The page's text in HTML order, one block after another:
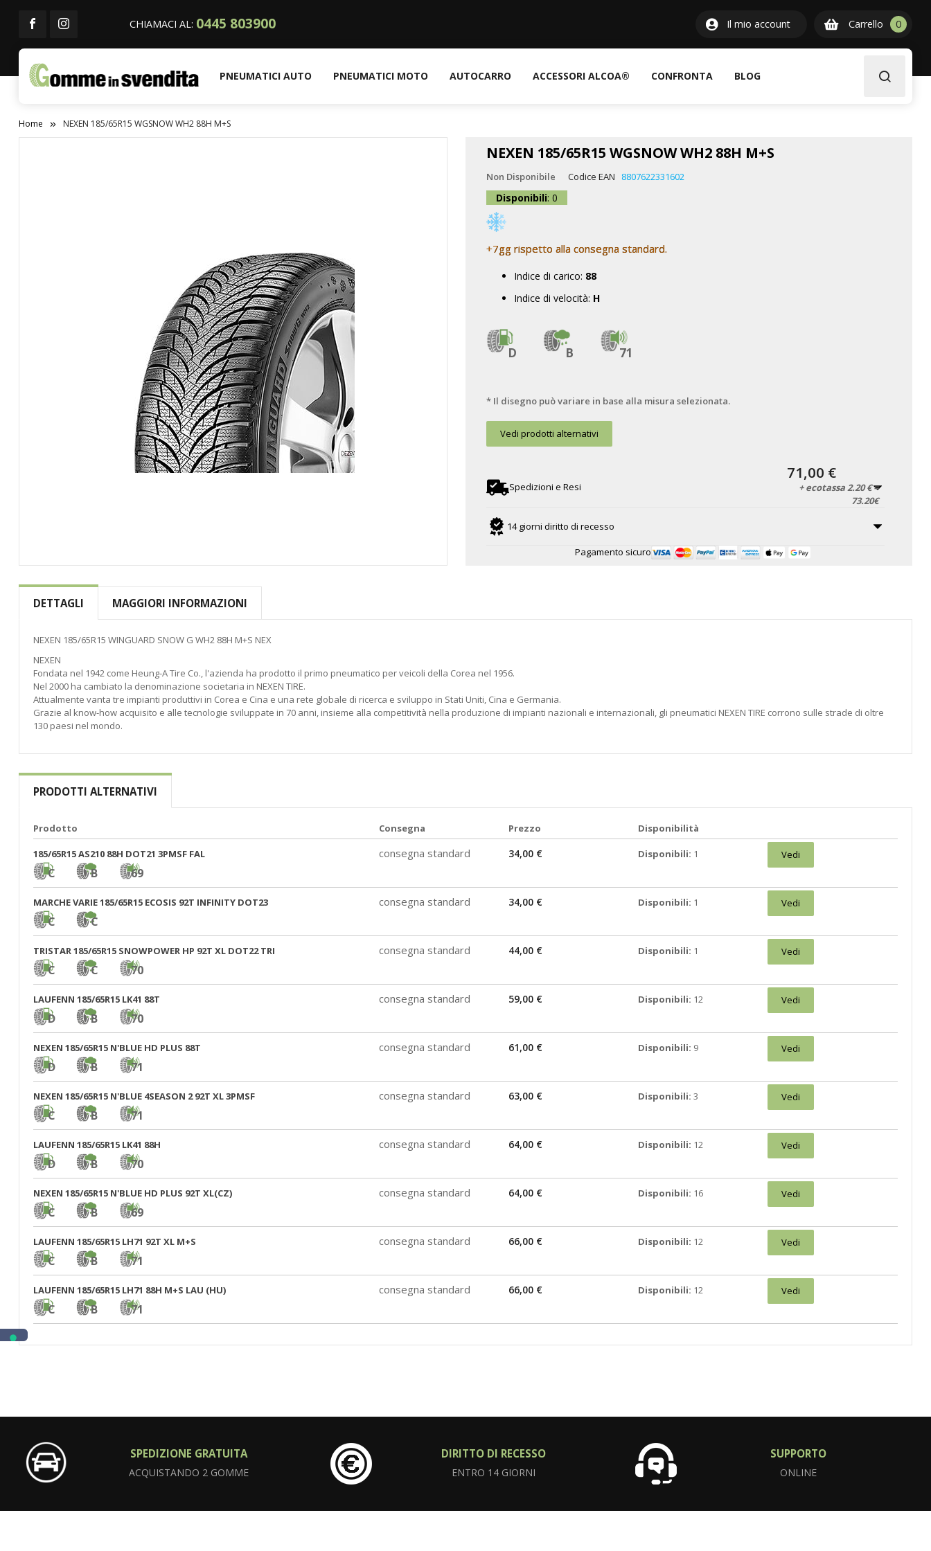
CHIAMACI AL: 0445 803900 Il mio account Carrello 00
PNEUMATICI AUTO PNEUMATICI MOTO AUTOCARRO ACCESSORI ALCOA® CONFRONTA BLOG
Home NEXEN 185/65R15 WGSNOW WH2 88H M+S
NEXEN 185/65R15 WGSNOW WH2 88H M+S
Non Disponibile Codice EAN 8807622331602
Disponibili: 0
+7gg rispetto alla consegna standard.
Indice di carico: 88
Indice di velocità: H
D B 71
* Il disegno può variare in base alla misura selezionata.
Vedi prodotti alternativi
Spedizioni e Resi
14 giorni diritto di recesso
Pagamento sicuro
71,00 €
+ ecotassa 2.20 € =
73.20€
all'inizio
della
galleria
immagini
DETTAGLI MAGGIORI INFORMAZIONI
NEXEN 185/65R15 WINGUARD SNOW G WH2 88H M+S NEX
NEXEN
Fondata nel 1942 come Heung-A Tire Co., l'azienda ha prodotto il primo pneumatico per veicoli della Corea nel 1956.
Nel 2000 ha cambiato la denominazione societaria in NEXEN TIRE.
Attualmente vanta tre impianti produttivi in Corea e Cina e una rete globale di ricerca e sviluppo in Stati Uniti, Cina e Germania.
Grazie al know-how acquisito e alle tecnologie sviluppate in 70 anni, insieme alla competitività nella produzione di impianti nazionali e internazionali, gli pneumatici NEXEN TIRE corrono sulle strade di oltre
130 paesi nel mondo.
PRODOTTI ALTERNATIVI
Prodotto Consegna Prezzo Disponibilità
185/65R15 AS210 88H DOT21 3PMSF FAL
C B 69
consegna standard 34,00 € Disponibili: 1 Vedi
MARCHE VARIE 185/65R15 ECOSIS 92T INFINITY DOT23
C C
consegna standard 34,00 € Disponibili: 1 Vedi
TRISTAR 185/65R15 SNOWPOWER HP 92T XL DOT22 TRI
C C 70
consegna standard 44,00 € Disponibili: 1 Vedi
LAUFENN 185/65R15 LK41 88T
D B 70
consegna standard 59,00 € Disponibili: 12 Vedi
NEXEN 185/65R15 N'BLUE HD PLUS 88T
D B 71
consegna standard 61,00 € Disponibili: 9 Vedi
NEXEN 185/65R15 N'BLUE 4SEASON 2 92T XL 3PMSF
C B 71
consegna standard 63,00 € Disponibili: 3 Vedi
LAUFENN 185/65R15 LK41 88H
D B 70
consegna standard 64,00 € Disponibili: 12 Vedi
NEXEN 185/65R15 N'BLUE HD PLUS 92T XL(CZ)
C B 69
consegna standard 64,00 € Disponibili: 16 Vedi
LAUFENN 185/65R15 LH71 92T XL M+S
C B 71
consegna standard 66,00 € Disponibili: 12 Vedi
LAUFENN 185/65R15 LH71 88H M+S LAU (HU)
C B 71
consegna standard 66,00 € Disponibili: 12 Vedi
SPEDIZIONE GRATUITA
ACQUISTANDO 2 GOMME
DIRITTO DI RECESSO
ENTRO 14 GIORNI
SUPPORTO
ONLINE